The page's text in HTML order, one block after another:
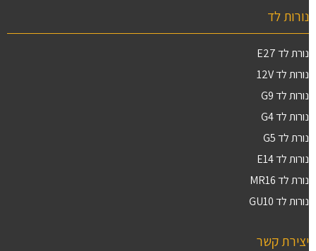
נורות לד
נורת לד E27
נורות לד 12V
נורות לד G9
נורות לד G4
נורת לד G5
נורות לד E14
נורת לד MR16
נורות לד GU10
יצירת קשר